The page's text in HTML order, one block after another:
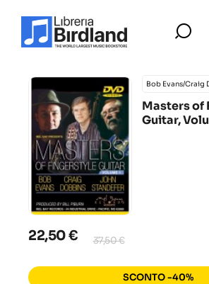
Bob Evans/Craig
Masters of
Guitar,
22,50 € 37,50 €
SCONTO -40%